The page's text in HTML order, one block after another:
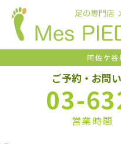
阿佐ケ
ご予約・お問
03-
営業時